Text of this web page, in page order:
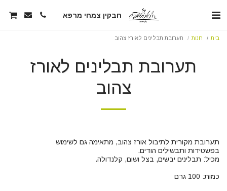
חבקין צמחי מרפא
בית חנות תערובת תבלינים לאורז צהוב
תערובת תבלינים לאורז
צהוב
כמות: 100 גרם